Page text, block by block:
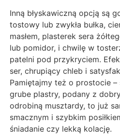
Inną błyskawiczną opcją są
tostowy lub zwykła bułka,
masłem, plasterek sera
lub pomidor, i chwilę w
patelni pod przykryciem.
ser, chrupiący chleb i
Pamiętajmy też o prostocie
grube plastry, podany z
odrobiną musztardy, to już
smacznym i szybkim
śniadanie czy lekką kolację.